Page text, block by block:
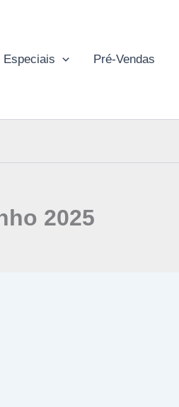
Especiais Pré-Vendas
2025